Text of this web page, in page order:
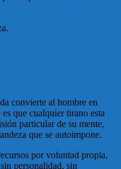
convierte al hombre en
que cualquier tirano esta
particular de su mente,
que se autoimpone.
por voluntad propia,
personalidad, sin